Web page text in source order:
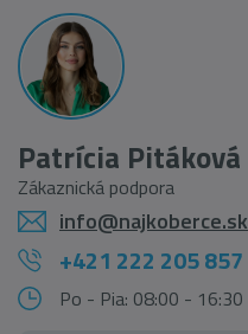
Patrícia Pitáková
Zákaznická podpora
info@najkoberce.sk
+421 222 205 857
Po - Pia: 08:00 - 16:30